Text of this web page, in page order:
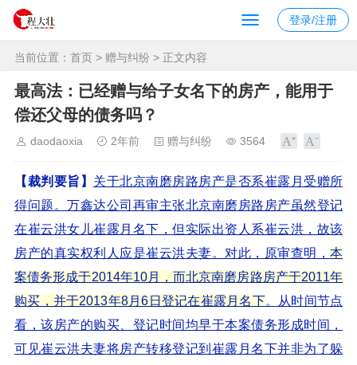
登录/注册
当前位置： 首页 > 赠与纠纷 > 正文内容
最高法：已经赠与给子女名下的房产，能用于
偿还父母的债务吗？
daodaoxia 2年前 赠与纠纷 3564
【裁判要旨】 关于北京南磨房路房产是否系崔露月受赠所
得问题。万鑫达公司再审主张北京南磨房路房产虽然登记
在崔云洪女儿崔露月名下，但实际出资人系崔云洪，故该
房产的真实权利人应是崔云洪夫妻。对此，原审查明， 本
案债务形成于2014年10月，而北京南磨房路房产于2011年
购买，并于2013年8月6日登记在崔露月名下。从时间节点
看，该房产的购买、登记时间均早于本案债务形成时间，
可见崔云洪夫妻将房产转移登记到崔露月名下并非为了躲